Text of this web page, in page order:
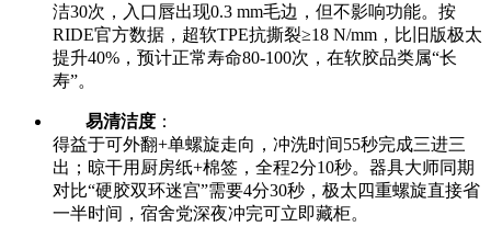
洁30次，入口唇出现0.3 mm毛边，但不影响功能。按
RIDE官方数据，超软TPE抗撕裂≥18 N/mm，比旧版极太
提升40%，预计正常寿命80-100次，在软胶品类属“长
寿”。
易清洁度 ：
得益于可外翻+单螺旋走向，冲洗时间55秒完成三进三
出；晾干用厨房纸+棉签，全程2分10秒。器具大师同期
对比“硬胶双环迷宫”需要4分30秒，极太四重螺旋直接省
一半时间，宿舍党深夜冲完可立即藏柜。